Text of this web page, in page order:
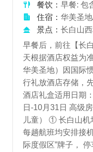
餐饮： 早餐: 包
住宿： 华美圣
景点： 长白山
早餐后，前往【长
天根据酒店权益为
华美圣地）因国际
行礼放酒店存储，
酒店礼盒适用日期
日-10月31日 高级
儿童） ① 长白山机
每趟航班均安排接
际度假区”牌子，